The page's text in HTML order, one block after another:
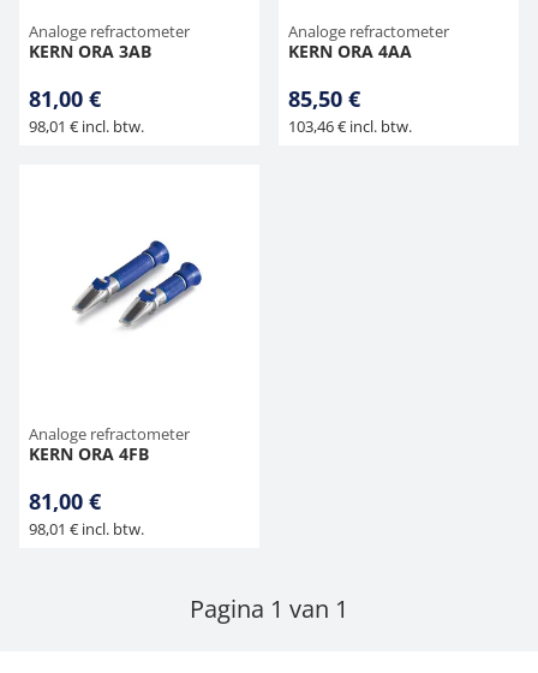
Analoge refractometer
KERN ORA 3AB
81,00 €
98,01 € incl. btw.
Analoge refractometer
KERN ORA 4AA
85,50 €
103,46 € incl. btw.
Analoge refractometer
KERN ORA 4FB
81,00 €
98,01 € incl. btw.
Pagina 1 van 1